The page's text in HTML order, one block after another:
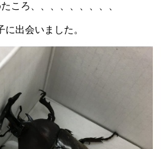
ころ、、、、、、、、、
出会いました。